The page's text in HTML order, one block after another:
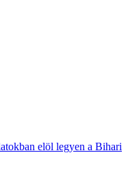
elöl legyen a Bihari